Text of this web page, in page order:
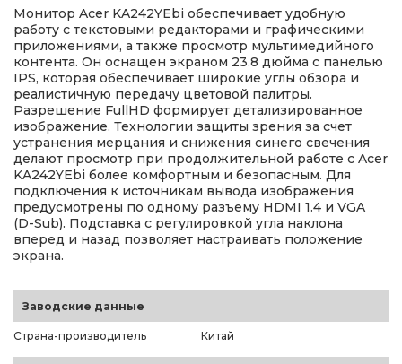
Монитор Acer KA242YEbi обеспечивает удобную
работу с текстовыми редакторами и графическими
приложениями, а также просмотр мультимедийного
контента. Он оснащен экраном 23.8 дюйма с панелью
IPS, которая обеспечивает широкие углы обзора и
реалистичную передачу цветовой палитры.
Разрешение FullHD формирует детализированное
изображение. Технологии защиты зрения за счет
устранения мерцания и снижения синего свечения
делают просмотр при продолжительной работе с Acer
KA242YEbi более комфортным и безопасным. Для
подключения к источникам вывода изображения
предусмотрены по одному разъему HDMI 1.4 и VGA
(D-Sub). Подставка с регулировкой угла наклона
вперед и назад позволяет настраивать положение
экрана.
Заводские данные
Страна-производитель Китай